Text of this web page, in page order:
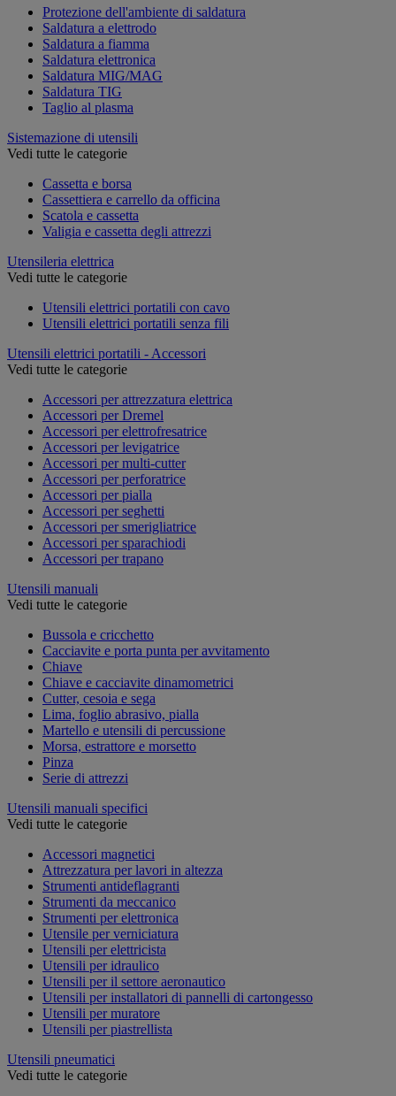
Protezione dell'ambiente di saldatura
Saldatura a elettrodo
Saldatura a fiamma
Saldatura elettronica
Saldatura MIG/MAG
Saldatura TIG
Taglio al plasma
Sistemazione di utensili
Vedi tutte le categorie
Cassetta e borsa
Cassettiera e carrello da officina
Scatola e cassetta
Valigia e cassetta degli attrezzi
Utensileria elettrica
Vedi tutte le categorie
Utensili elettrici portatili con cavo
Utensili elettrici portatili senza fili
Utensili elettrici portatili - Accessori
Vedi tutte le categorie
Accessori per attrezzatura elettrica
Accessori per Dremel
Accessori per elettrofresatrice
Accessori per levigatrice
Accessori per multi-cutter
Accessori per perforatrice
Accessori per pialla
Accessori per seghetti
Accessori per smerigliatrice
Accessori per sparachiodi
Accessori per trapano
Utensili manuali
Vedi tutte le categorie
Bussola e cricchetto
Cacciavite e porta punta per avvitamento
Chiave
Chiave e cacciavite dinamometrici
Cutter, cesoia e sega
Lima, foglio abrasivo, pialla
Martello e utensili di percussione
Morsa, estrattore e morsetto
Pinza
Serie di attrezzi
Utensili manuali specifici
Vedi tutte le categorie
Accessori magnetici
Attrezzatura per lavori in altezza
Strumenti antideflagranti
Strumenti da meccanico
Strumenti per elettronica
Utensile per verniciatura
Utensili per elettricista
Utensili per idraulico
Utensili per il settore aeronautico
Utensili per installatori di pannelli di cartongesso
Utensili per muratore
Utensili per piastrellista
Utensili pneumatici
Vedi tutte le categorie